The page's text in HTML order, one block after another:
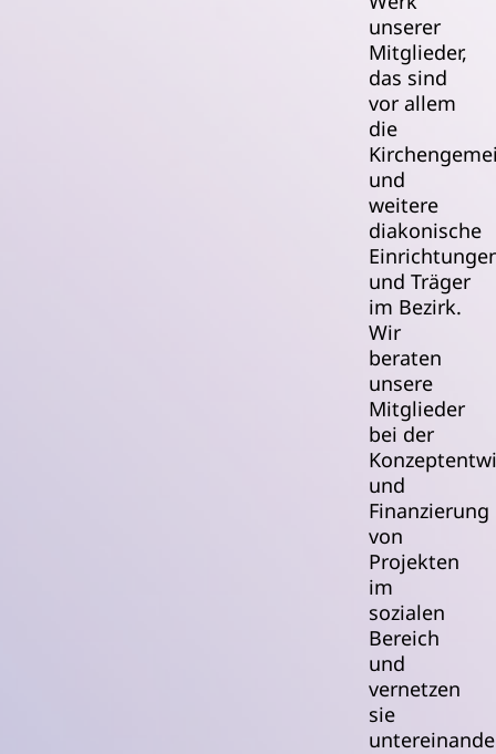
unserer
Mitglieder,
das sind
vor allem
die
und
weitere
diakonische
und Träger
im Bezirk.
Wir
beraten
unsere
Mitglieder
bei der
und
Finanzierung
von
Projekten
im
sozialen
Bereich
und
vernetzen
sie